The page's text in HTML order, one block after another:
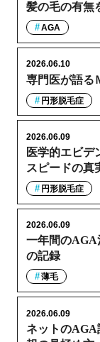
髪の毛の有無
AGA
専門医が語る
2026.06.10
円形脱毛症
医学的エビデ
スピードの真
2026.06.09
円形脱毛症
一年間のAGA
の記録
2026.06.09
薄毛
ネットのAGA
2026.06.09